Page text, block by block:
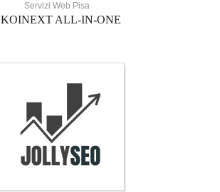
Servizi Web Pisa
KOINEXT ALL-IN-ONE